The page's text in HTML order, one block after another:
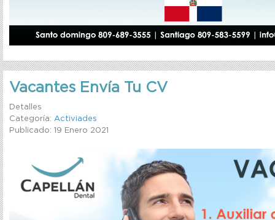
Vacantes Envía Tu CV
Detalles
Categoría: Activiades
Publicado: 19 Enero 2021